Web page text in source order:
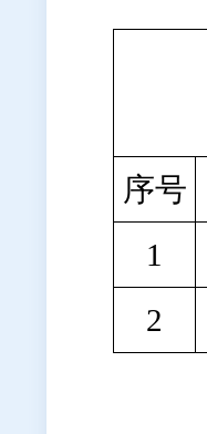
序号
1
2